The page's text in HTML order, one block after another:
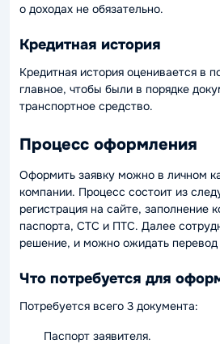
о доходах не обязательно.
Кредитная история
Кредитная история оценивается в
главное, чтобы были в порядке
транспортное средство.
Процесс оформления
Оформить заявку можно в личном
компании. Процесс состоит из
регистрация на сайте, заполнение
паспорта, СТС и ПТС. Далее
решение, и можно ожидать перевод
Что потребуется для
Потребуется всего 3 документа:
Паспорт заявителя.